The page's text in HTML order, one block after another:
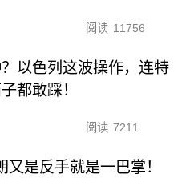
阅读 11756
以色列这波操作，连特
都敢踩！
阅读 7211
是反手就是一巴掌！